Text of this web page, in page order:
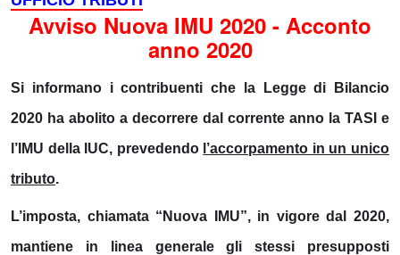
Avviso Nuova IMU 2020 - Acconto
anno 2020
Si informano i contribuenti che la Legge di Bilancio
2020 ha abolito a decorrere dal corrente anno la TASI e
l’IMU della IUC, prevedendo l’accorpamento in un unico
tributo.
L’imposta, chiamata “ Nuova IMU”, in vigore dal 2020,
mantiene in linea generale gli stessi presupposti